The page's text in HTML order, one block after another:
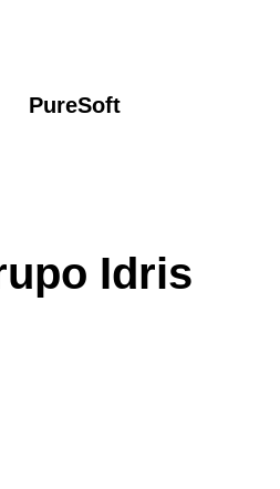
PureSoft
Idris